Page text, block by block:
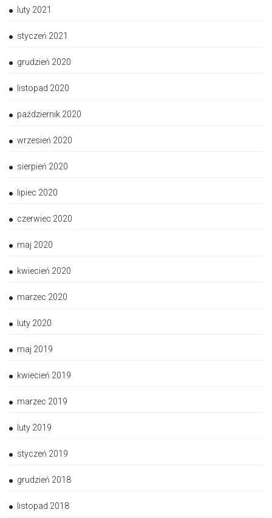
luty 2021
styczeń 2021
grudzień 2020
listopad 2020
październik 2020
wrzesień 2020
sierpień 2020
lipiec 2020
czerwiec 2020
maj 2020
kwiecień 2020
marzec 2020
luty 2020
maj 2019
kwiecień 2019
marzec 2019
luty 2019
styczeń 2019
grudzień 2018
listopad 2018